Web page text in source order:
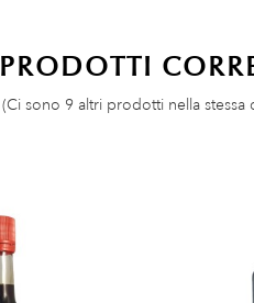
PRODOTTI
(Ci sono 9 altri prodotti nella stessa